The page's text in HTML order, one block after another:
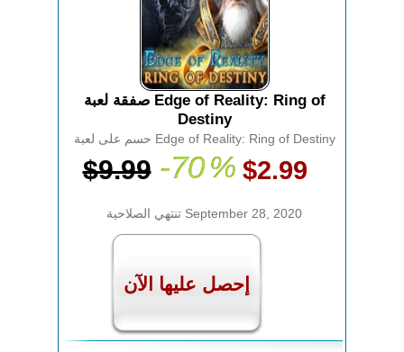
صفقة لعبة Edge of Reality: Ring of
Destiny
حسم على لعبة Edge of Reality: Ring of Destiny
$9.99 -70% $2.99
تنتهي الصلاحية September 28, 2020
إحصل عليها الآن